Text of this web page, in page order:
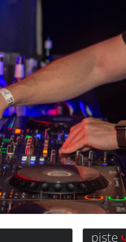
piste